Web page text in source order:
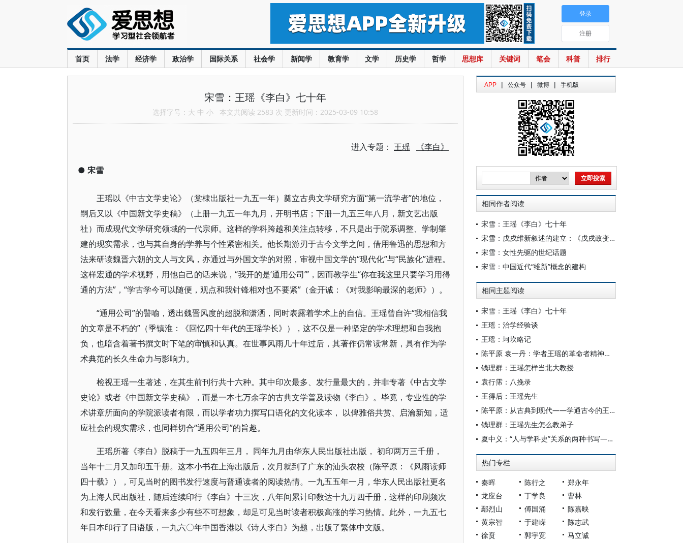
首页 法学 经济学 政治学 国际关系 社会学 新闻学 教育学 文学 历史学 哲学 思想库 关键词 笔会 科普 排行
登录
注册
宋雪：王瑶《李白》七十年
选择字号： 大 中 小 本文共阅读 2583 次 更新时间：2025-03-09 10:58
进入专题： 王瑶 《李白》
● 宋雪
王瑶以《中古文学史论》（棠棣出版社一九五一年）奠立古典文学研究方面“第一流学者”的地位，
嗣后又以《中国新文学史稿》（上册一九五一年九月，开明书店；下册一九五三年八月，新文艺出版
社）而成现代文学研究领域的一代宗师。这样的学科跨越和关注点转移，不只是出于院系调整、学制肇
建的现实需求，也与其自身的学养与个性紧密相关。他长期游刃于古今文学之间，借用鲁迅的思想和方
法来研读魏晋六朝的文人与文风，亦通过与外国文学的对照，审视中国文学的“现代化”与“民族化”进程。
这样宏通的学术视野，用他自己的话来说，“我开的是‘通用公司’”，因而教学生“你在我这里只要学习用得
通的方法”，“学古学今可以随便，观点和我针锋相对也不要紧”（金开诚：《对我影响最深的老师》）。
“通用公司”的譬喻，透出魏晋风度的超脱和潇洒，同时表露着学术上的自信。王瑶曾自许“我相信我
的文章是不朽的”（季镇淮：《回忆四十年代的王瑶学长》），这不仅是一种坚定的学术理想和自我抱
负，也暗含着著书撰文时下笔的审慎和认真。在世事风雨几十年过后，其著作仍常读常新，具有作为学
术典范的长久生命力与影响力。
检视王瑶一生著述，在其生前刊行共十六种。其中印次最多、发行量最大的，并非专著《中古文学
史论》或者《中国新文学史稿》，而是一本七万余字的古典文学普及读物《李白》。毕竟，专业性的学
术讲章所面向的学院派读者有限，而以学者功力撰写口语化的文化读本， 以俾雅俗共赏、启瀹新知，适
应社会的现实需求，也同样切合“通用公司”的旨趣。
王瑶所著《李白》脱稿于一九五四年三月， 同年九月由华东人民出版社出版， 初印两万三千册，
当年十二月又加印五千册。这本小书在上海出版后，次月就到了广东的汕头农校（陈平原：《风雨读师
四十载》），可见当时的图书发行速度与普通读者的阅读热情。一九五五年一月，华东人民出版社更名
为上海人民出版社，随后连续印行《李白》十三次，八年间累计印数达十九万四千册，这样的印刷频次
和发行数量，在今天看来多少有些不可想象，却足可见当时读者积极高涨的学习热情。此外，一九五七
年日本印行了日语版，一九六〇年中国香港以《诗人李白》为题，出版了繁体中文版。
APP | 公众号 | 微博 | 手机版
相同作者阅读
宋雪：王瑶《李白》七十年
宋雪：戊戌维新叙述的建立：《戊戌政变记》的成书、传播与接受
宋雪：女性先驱的世纪话题
宋雪：中国近代“维新”概念的建构
相同主题阅读
宋雪：王瑶《李白》七十年
王瑶：治学经验谈
王瑶：坷坎略记
陈平原 袁一丹：学者王瑶的革命者精神底色
钱理群：王瑶怎样当北大教授
袁行霈：八挽录
王得后：王瑶先生
陈平原：从古典到现代——学通古今的王瑶先生
钱理群：王瑶先生怎么教弟子
夏中义：“人与学科史”关系的两种书写——以王瑶为例
热门专栏
秦晖 陈行之
郑永年
龙应台
丁学良
曹林
鄢烈山
傅国涌
陈嘉映
黄宗智
于建嵘
陈志武
徐贲
郭宇宽
马立诚